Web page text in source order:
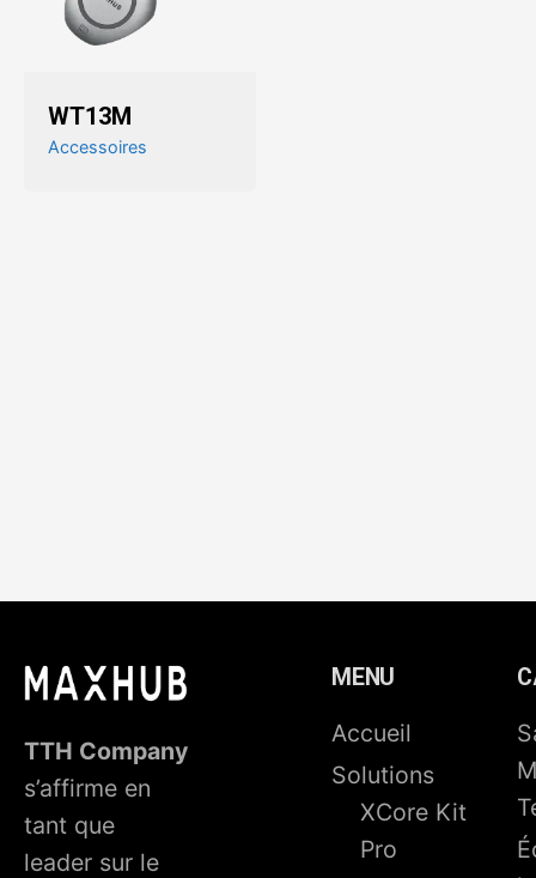
WT13M
Accessoires
TTH Company
s’affirme en
tant que
leader sur le
MENU
Accueil
Solutions
XCore Kit
Pro